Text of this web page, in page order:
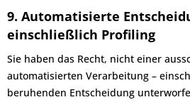
9. Automatisierte
einschließlich Profiling
Sie haben das Recht, nicht einer
automatisierten Verarbeitung –
beruhenden Entscheidung